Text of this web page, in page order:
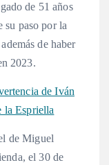
de 51 años
su paso por la
de haber
2023.
de Iván
la Espriella
de Miguel
el 30 de